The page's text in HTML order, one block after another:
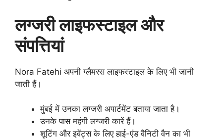
लग्जरी लाइफस्टाइल और
संपत्तियां
Nora Fatehi अपनी ग्लैमरस लाइफस्टाइल के लिए भी जानी
जाती हैं।
मुंबई में उनका लग्जरी अपार्टमेंट बताया जाता है।
उनके पास महंगी लग्जरी कारें हैं।
शूटिंग और इवेंट्स के लिए हाई-एंड वैनिटी वैन का भी